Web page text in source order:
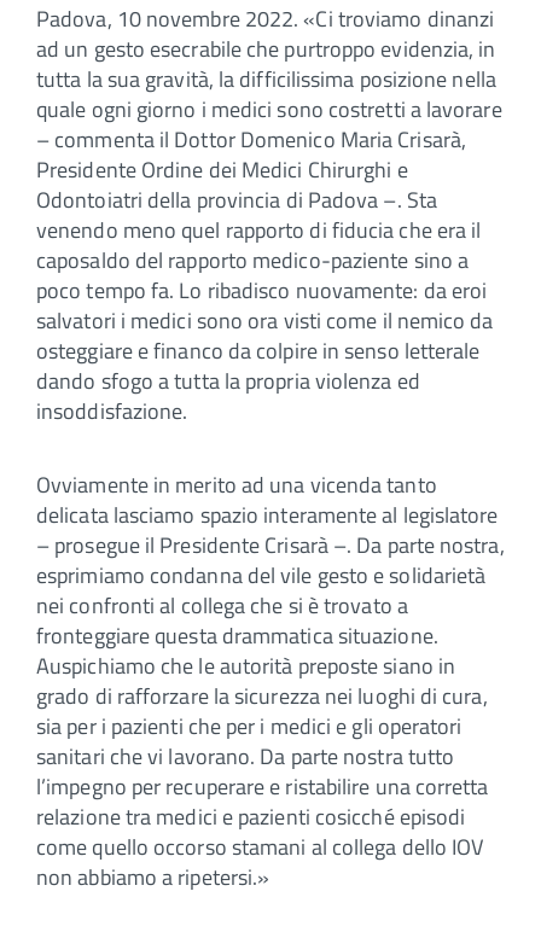
Padova, 10 novembre 2022. «Ci troviamo dinanzi
ad un gesto esecrabile che purtroppo evidenzia, in
tutta la sua gravità, la difficilissima posizione nella
quale ogni giorno i medici sono costretti a lavorare
– commenta il Dottor Domenico Maria Crisarà,
Presidente Ordine dei Medici Chirurghi e
Odontoiatri della provincia di Padova –. Sta
venendo meno quel rapporto di fiducia che era il
caposaldo del rapporto medico-paziente sino a
poco tempo fa. Lo ribadisco nuovamente: da eroi
salvatori i medici sono ora visti come il nemico da
osteggiare e financo da colpire in senso letterale
dando sfogo a tutta la propria violenza ed
insoddisfazione.
Ovviamente in merito ad una vicenda tanto
delicata lasciamo spazio interamente al legislatore
– prosegue il Presidente Crisarà –. Da parte nostra,
esprimiamo condanna del vile gesto e solidarietà
nei confronti al collega che si è trovato a
fronteggiare questa drammatica situazione.
Auspichiamo che le autorità preposte siano in
grado di rafforzare la sicurezza nei luoghi di cura,
sia per i pazienti che per i medici e gli operatori
sanitari che vi lavorano. Da parte nostra tutto
l’impegno per recuperare e ristabilire una corretta
relazione tra medici e pazienti cosicché episodi
come quello occorso stamani al collega dello IOV
non abbiamo a ripetersi.»